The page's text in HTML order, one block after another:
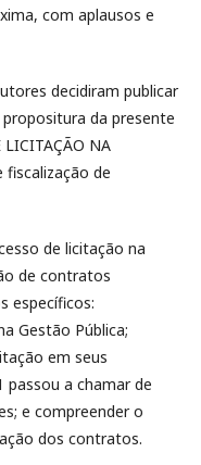
com aplausos e
decidiram publicar
da presente
NA
fiscalização de
de licitação na
de contratos
específicos:
Gestão Pública;
em seus
passou a chamar de
e compreender o
dos contratos.